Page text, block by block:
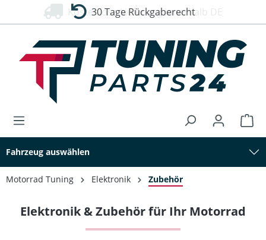
springen 30 Tage Rückgaberecht
Fahrzeug auswählen
Motorrad Tuning Elektronik Zubehör
Elektronik & Zubehör für Ihr Motorrad